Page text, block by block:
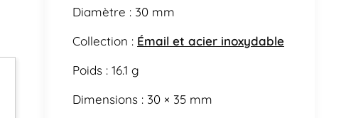
Diamètre : 30 mm
Collection : Émail et acier inoxydable
Poids : 16.1 g
Dimensions : 30 × 35 mm